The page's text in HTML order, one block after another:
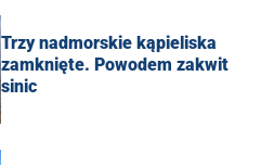
Trzy nadmorskie kąpieliska
zamknięte. Powodem zakwit
sinic